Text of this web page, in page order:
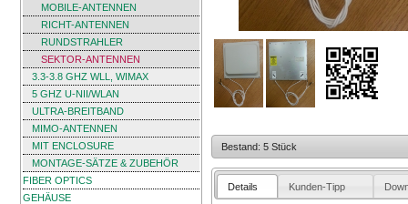
MOBILE-ANTENNEN
RICHT-ANTENNEN
RUNDSTRAHLER
SEKTOR-ANTENNEN
3.3-3.8 GHZ WLL, WIMAX
5 GHZ U-NII/WLAN
ULTRA-BREITBAND
MIMO-ANTENNEN
MIT ENCLOSURE
MONTAGE-SÄTZE & ZUBEHÖR
FIBER OPTICS
GEHÄUSE
Bestand: 5 Stück
Details Kunden-Tipp